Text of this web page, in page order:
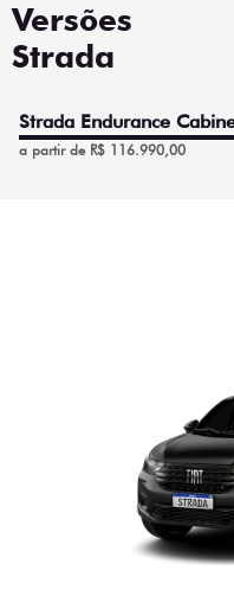
Versões
Strada
Strada Endurance
a partir de R$ 116.990,00